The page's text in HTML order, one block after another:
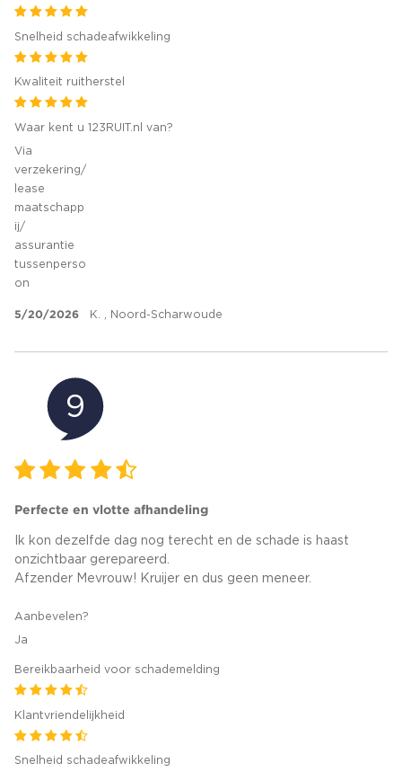
Snelheid schadeafwikkeling
Kwaliteit ruitherstel
Waar kent u 123RUIT.nl van?
Via
verzekering/
lease
maatschapp
ij/
assurantie
tussenperso
on
5/20/2026 K. , Noord-Scharwoude
9
Perfecte en vlotte afhandeling
Ik kon dezelfde dag nog terecht en de schade is haast
onzichtbaar gerepareerd.
Afzender Mevrouw! Kruijer en dus geen meneer.
Aanbevelen?
Ja
Bereikbaarheid voor schademelding
Klantvriendelijkheid
Snelheid schadeafwikkeling